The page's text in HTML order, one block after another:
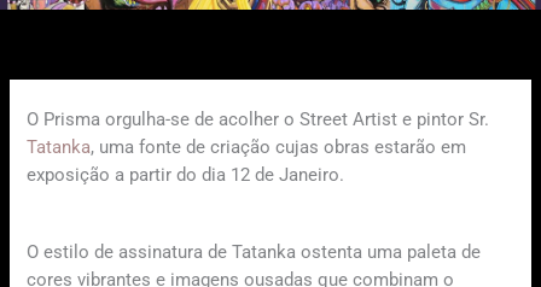
O Prisma orgulha-se de acolher o Street Artist e pintor Sr.
Tatanka, uma fonte de criação cujas obras estarão em
exposição a partir do dia 12 de Janeiro.
O estilo de assinatura de Tatanka ostenta uma paleta de
cores vibrantes e imagens ousadas que combinam o